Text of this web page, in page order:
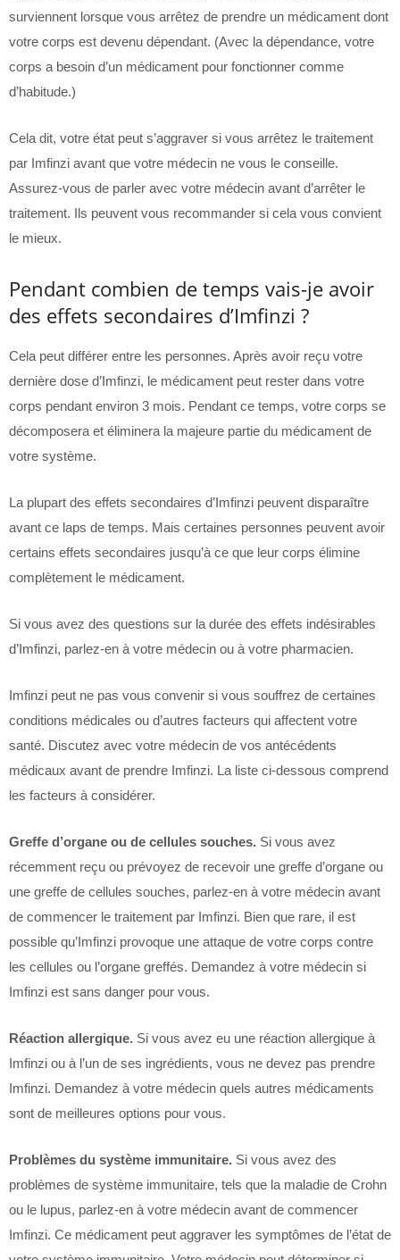
surviennent lorsque vous arrêtez de prendre un médicament dont
votre corps est devenu dépendant. (Avec la dépendance, votre
corps a besoin d’un médicament pour fonctionner comme
d’habitude.)
Cela dit, votre état peut s’aggraver si vous arrêtez le traitement
par Imfinzi avant que votre médecin ne vous le conseille.
Assurez-vous de parler avec votre médecin avant d’arrêter le
traitement. Ils peuvent vous recommander si cela vous convient
le mieux.
Pendant combien de temps vais-je avoir
des effets secondaires d’Imfinzi ?
Cela peut différer entre les personnes. Après avoir reçu votre
dernière dose d’Imfinzi, le médicament peut rester dans votre
corps pendant environ 3 mois. Pendant ce temps, votre corps se
décomposera et éliminera la majeure partie du médicament de
votre système.
La plupart des effets secondaires d’Imfinzi peuvent disparaître
avant ce laps de temps. Mais certaines personnes peuvent avoir
certains effets secondaires jusqu’à ce que leur corps élimine
complètement le médicament.
Si vous avez des questions sur la durée des effets indésirables
d’Imfinzi, parlez-en à votre médecin ou à votre pharmacien.
Imfinzi peut ne pas vous convenir si vous souffrez de certaines
conditions médicales ou d’autres facteurs qui affectent votre
santé. Discutez avec votre médecin de vos antécédents
médicaux avant de prendre Imfinzi. La liste ci-dessous comprend
les facteurs à considérer.
Greffe d’organe ou de cellules souches. Si vous avez
récemment reçu ou prévoyez de recevoir une greffe d’organe ou
une greffe de cellules souches, parlez-en à votre médecin avant
de commencer le traitement par Imfinzi. Bien que rare, il est
possible qu’Imfinzi provoque une attaque de votre corps contre
les cellules ou l’organe greffés. Demandez à votre médecin si
Imfinzi est sans danger pour vous.
Réaction allergique. Si vous avez eu une réaction allergique à
Imfinzi ou à l’un de ses ingrédients, vous ne devez pas prendre
Imfinzi. Demandez à votre médecin quels autres médicaments
sont de meilleures options pour vous.
Problèmes du système immunitaire. Si vous avez des
problèmes de système immunitaire, tels que la maladie de Crohn
ou le lupus, parlez-en à votre médecin avant de commencer
Imfinzi. Ce médicament peut aggraver les symptômes de l’état de